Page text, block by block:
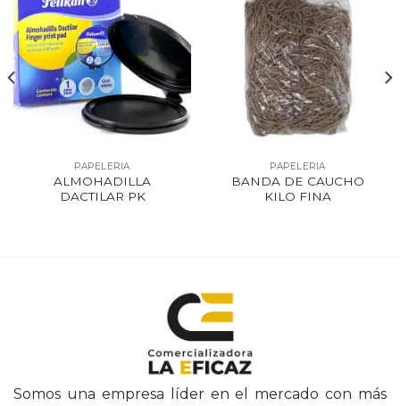
PAPELERIA
ALMOHADILLA
DACTILAR PK
PAPELERIA
BANDA DE CAUCHO
KILO FINA
Somos una empresa líder en el mercado con más